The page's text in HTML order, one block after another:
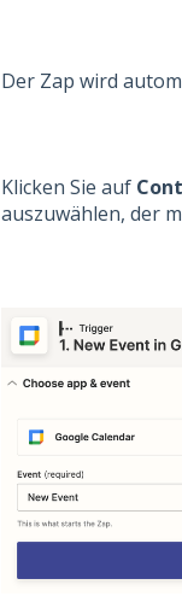
Der Zap wird
Klicken Sie auf
auszuwählen, der